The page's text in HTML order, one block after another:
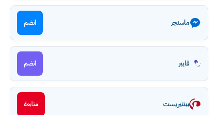
ماسنجر انضم
فايبر انضم
بينتيريست متابعة